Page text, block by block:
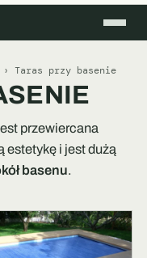
Taras przy basenie
przewiercana
estetykę i jest dużą
basenu.